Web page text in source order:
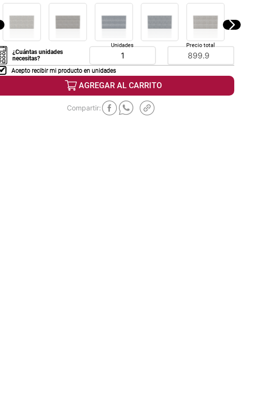
¿Cuántas unidades
necesitas?
Unidades Precio total
Acepto recibir mi producto en unidades
AGREGAR AL CARRITO